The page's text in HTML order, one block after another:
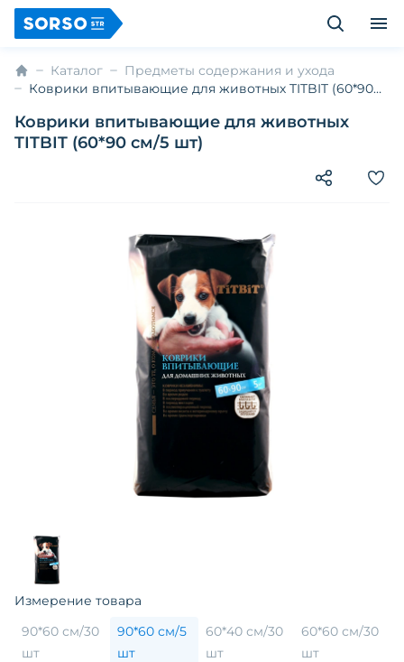
Каталог
Предметы содержания и ухода
Коврики впитывающие для животных TITBIT (60*90
Коврики впитывающие для животных
TITBIT (60*90 см/5 шт)
Измерение товара
90*60 см/30
шт
90*60 см/5
шт
60*40 см/30
шт
60*60 см/30
шт